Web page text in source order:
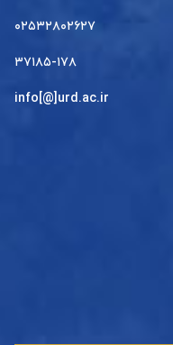
۰۲۵۳۲۸۰۲۶۲۷
۳۷۱۸۵-۱۷۸
info[@]urd.ac.ir